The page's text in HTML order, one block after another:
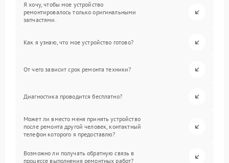
Я хочу, чтобы мое устройство
ремонтировалось только оригинальными
запчастями.
Как я узнаю, что мое устройство готово?
От чего зависит срок ремонта техники?
Диагностика проводится бесплатно?
Может ли вместо меня принять устройство
после ремонта другой человек, контактный
телефон которого я предоставлю?
Возможно ли получать обратную связь в
процессе выполнения ремонтных работ?